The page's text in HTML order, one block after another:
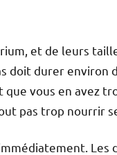
et de leurs
doit durer environ
vous en avez
pas trop nourrir
Les